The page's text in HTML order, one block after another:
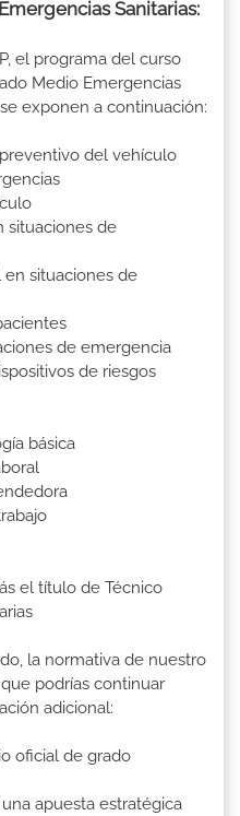
Sanitarias:
el programa del curso
Medio Emergencias
exponen a continuación:
del vehículo
situaciones de
situaciones de
de emergencia
de riesgos
básica
el título de Técnico
la normativa de nuestro
podrías continuar
adicional:
oficial de grado
apuesta estratégica